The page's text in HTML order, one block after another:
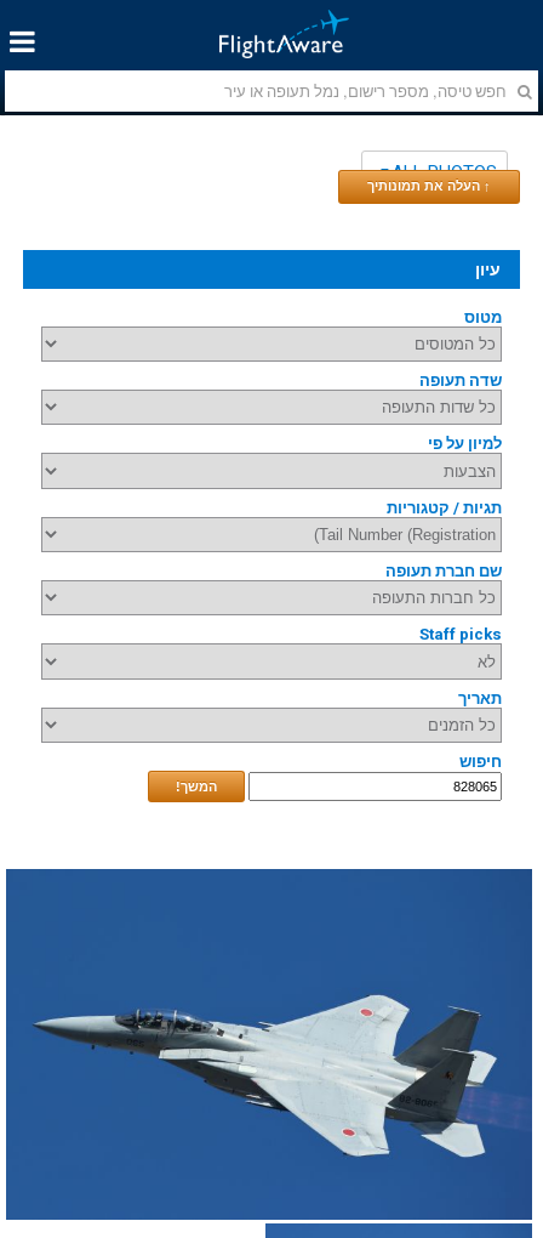
ALL PHOTOS
↑ העלה את תמונותיך
עיון
מטוס
שדה תעופה
למיון על פי
תגיות / קטגוריות
שם חברת תעופה
Staff picks
תאריך
חיפוש
המשך!